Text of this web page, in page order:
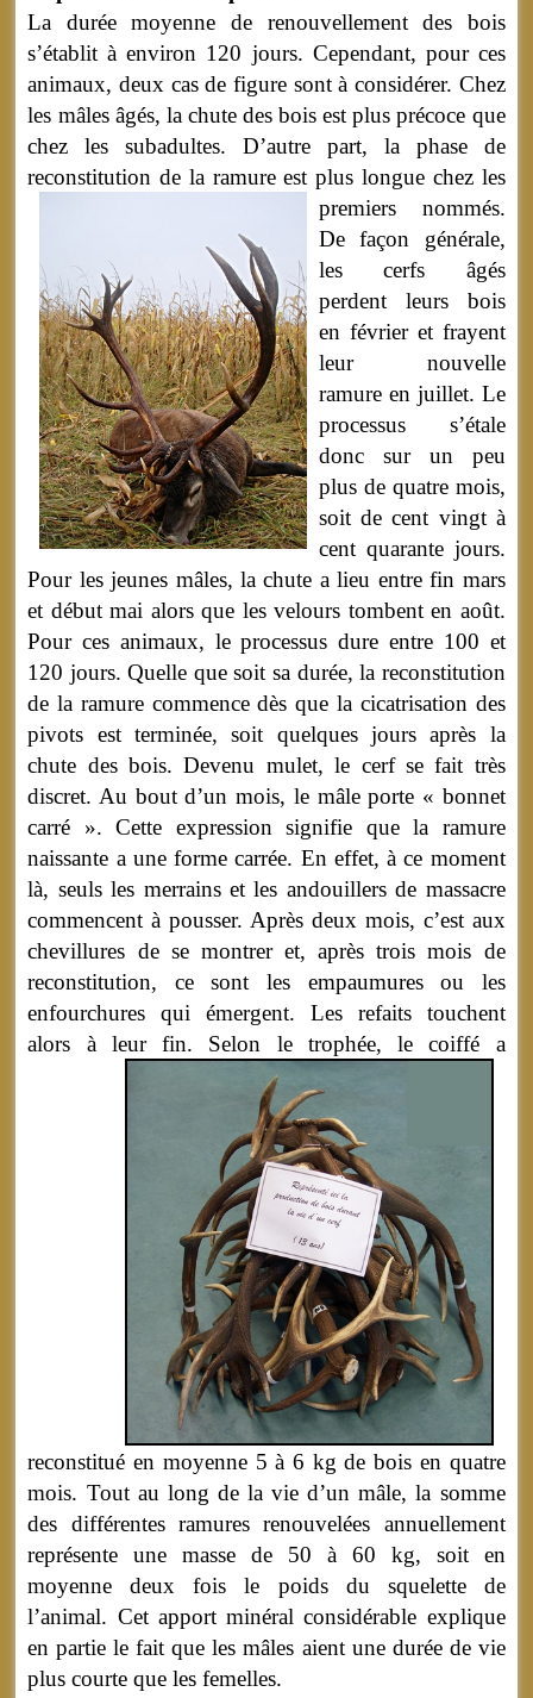
La durée moyenne de renouvellement des bois
s’établit à environ 120 jours. Cependant, pour ces
animaux, deux cas de figure sont à considérer. Chez
les mâles âgés, la chute des bois est plus précoce que
chez les subadultes. D’autre part, la phase de
reconstitution de la ramure est plus longue chez les
premiers nommés.
De façon générale,
les cerfs âgés
perdent leurs bois
en février et frayent
leur nouvelle
ramure en juillet. Le
processus s’étale
donc sur un peu
plus de quatre mois,
soit de cent vingt à
cent quarante jours.
Pour les jeunes mâles, la chute a lieu entre fin mars
et début mai alors que les velours tombent en août.
Pour ces animaux, le processus dure entre 100 et
120 jours. Quelle que soit sa durée, la reconstitution
de la ramure commence dès que la cicatrisation des
pivots est terminée, soit quelques jours après la
chute des bois. Devenu mulet, le cerf se fait très
discret. Au bout d’un mois, le mâle porte « bonnet
carré ». Cette expression signifie que la ramure
naissante a une forme carrée. En effet, à ce moment
là, seuls les merrains et les andouillers de massacre
commencent à pousser. Après deux mois, c’est aux
chevillures de se montrer et, après trois mois de
reconstitution, ce sont les empaumures ou les
enfourchures qui émergent. Les refaits touchent
alors à leur fin. Selon le trophée, le coiffé a
reconstitué en moyenne 5 à 6 kg de bois en quatre
mois. Tout au long de la vie d’un mâle, la somme
des différentes ramures renouvelées annuellement
représente une masse de 50 à 60 kg, soit en
moyenne deux fois le poids du squelette de
l’animal. Cet apport minéral considérable explique
en partie le fait que les mâles aient une durée de vie
plus courte que les femelles.